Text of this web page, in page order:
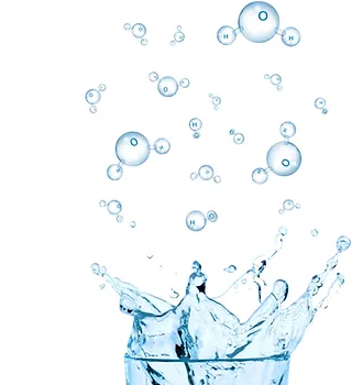
ยินดีต้อนรับสู่นวัตกรรมน้ำ 5.0
เลือกสินค้า